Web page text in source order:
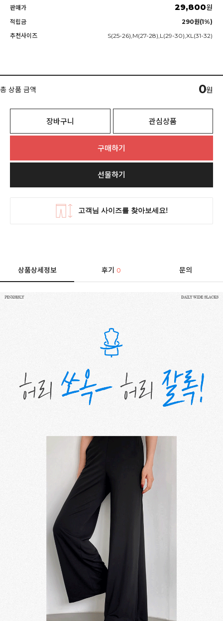
판매가 29,800원
적립금
290원(1%)
추천사이즈
S(25-26),M(27-28),L(29-30),XL(31-32)
총 상품 금액 0원
장바구니 관심상품
구매하기
선물하기
상품상세정보 후기0 문의